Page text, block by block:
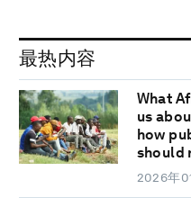
最热内容
What
us
how
should
2026年